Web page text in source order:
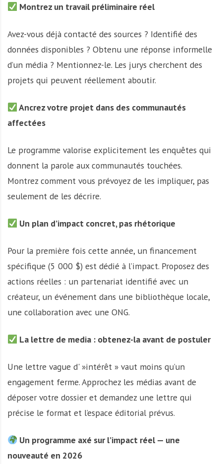
Montrez un travail préliminaire réel
Avez-vous déjà contacté des sources ? Identifié des
données disponibles ? Obtenu une réponse informelle
d’un média ? Mentionnez-le. Les jurys cherchent des
projets qui peuvent réellement aboutir.
Ancrez votre projet dans des communautés
affectées
Le programme valorise explicitement les enquêtes qui
donnent la parole aux communautés touchées.
Montrez comment vous prévoyez de les impliquer, pas
seulement de les décrire.
Un plan d’impact concret, pas rhétorique
Pour la première fois cette année, un financement
spécifique (5 000 $) est dédié à l’impact. Proposez des
actions réelles : un partenariat identifié avec un
créateur, un événement dans une bibliothèque locale,
une collaboration avec une ONG.
La lettre de media : obtenez-la avant de postuler
Une lettre vague d' »intérêt » vaut moins qu’un
engagement ferme. Approchez les médias avant de
déposer votre dossier et demandez une lettre qui
précise le format et l’espace éditorial prévus.
Un programme axé sur l’impact réel — une
nouveauté en 2026